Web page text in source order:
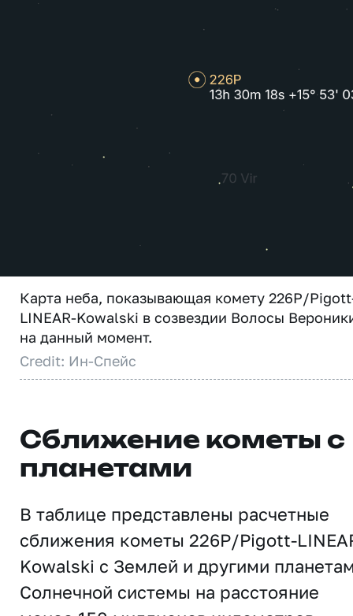
Карта неба, показывающая комету 226P/
LINEAR-Kowalski в созвездии Волосы
на данный момент.
Credit: Ин-Спейс
Сближение кометы с
планетами
В таблице представлены расчетные
сближения кометы 226P/Pigott-
Kowalski с Землей и другими
Солнечной системы на расстояние